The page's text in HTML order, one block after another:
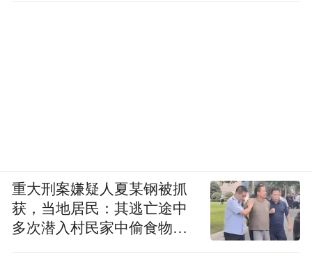
重大刑案嫌疑人夏某钢被抓
获，当地居民：其逃亡途中
多次潜入村民家中偷食物被